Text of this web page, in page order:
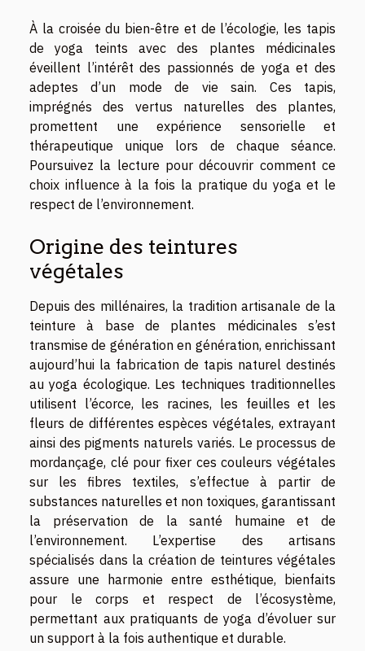
À la croisée du bien-être et de l’écologie, les tapis
de yoga teints avec des plantes médicinales
éveillent l’intérêt des passionnés de yoga et des
adeptes d’un mode de vie sain. Ces tapis,
imprégnés des vertus naturelles des plantes,
promettent une expérience sensorielle et
thérapeutique unique lors de chaque séance.
Poursuivez la lecture pour découvrir comment ce
choix influence à la fois la pratique du yoga et le
respect de l’environnement.
Origine des teintures
végétales
Depuis des millénaires, la tradition artisanale de la
teinture à base de plantes médicinales s’est
transmise de génération en génération, enrichissant
aujourd’hui la fabrication de tapis naturel destinés
au yoga écologique. Les techniques traditionnelles
utilisent l’écorce, les racines, les feuilles et les
fleurs de différentes espèces végétales, extrayant
ainsi des pigments naturels variés. Le processus de
mordançage, clé pour fixer ces couleurs végétales
sur les fibres textiles, s’effectue à partir de
substances naturelles et non toxiques, garantissant
la préservation de la santé humaine et de
l’environnement. L’expertise des artisans
spécialisés dans la création de teintures végétales
assure une harmonie entre esthétique, bienfaits
pour le corps et respect de l’écosystème,
permettant aux pratiquants de yoga d’évoluer sur
un support à la fois authentique et durable.